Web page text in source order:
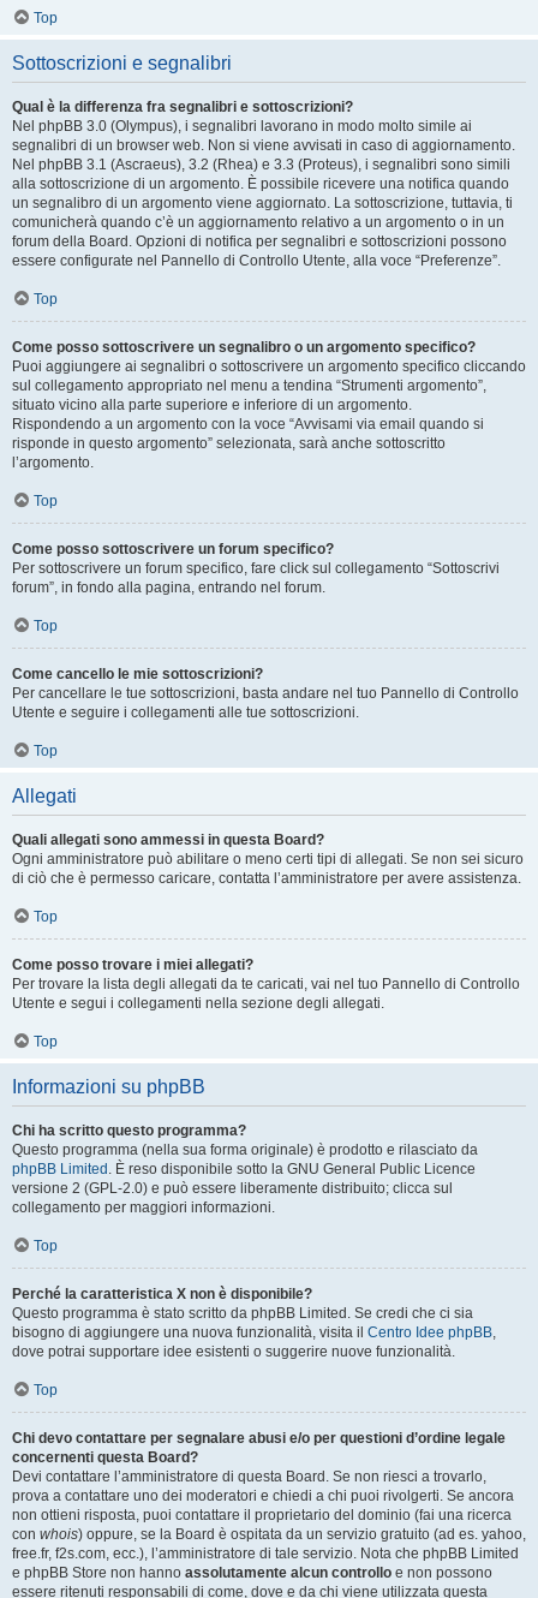
Top
Sottoscrizioni e segnalibri
Qual è la differenza fra segnalibri e sottoscrizioni?
Nel phpBB 3.0 (Olympus), i segnalibri lavorano in modo molto simile ai
segnalibri di un browser web. Non si viene avvisati in caso di aggiornamento.
Nel phpBB 3.1 (Ascraeus), 3.2 (Rhea) e 3.3 (Proteus), i segnalibri sono simili
alla sottoscrizione di un argomento. È possibile ricevere una notifica quando
un segnalibro di un argomento viene aggiornato. La sottoscrizione, tuttavia, ti
comunicherà quando c’è un aggiornamento relativo a un argomento o in un
forum della Board. Opzioni di notifica per segnalibri e sottoscrizioni possono
essere configurate nel Pannello di Controllo Utente, alla voce “Preferenze”.
Top
Come posso sottoscrivere un segnalibro o un argomento specifico?
Puoi aggiungere ai segnalibri o sottoscrivere un argomento specifico cliccando
sul collegamento appropriato nel menu a tendina “Strumenti argomento”,
situato vicino alla parte superiore e inferiore di un argomento.
Rispondendo a un argomento con la voce “Avvisami via email quando si
risponde in questo argomento” selezionata, sarà anche sottoscritto
l’argomento.
Top
Come posso sottoscrivere un forum specifico?
Per sottoscrivere un forum specifico, fare click sul collegamento “Sottoscrivi
forum”, in fondo alla pagina, entrando nel forum.
Top
Come cancello le mie sottoscrizioni?
Per cancellare le tue sottoscrizioni, basta andare nel tuo Pannello di Controllo
Utente e seguire i collegamenti alle tue sottoscrizioni.
Top
Allegati
Quali allegati sono ammessi in questa Board?
Ogni amministratore può abilitare o meno certi tipi di allegati. Se non sei sicuro
di ciò che è permesso caricare, contatta l’amministratore per avere assistenza.
Top
Come posso trovare i miei allegati?
Per trovare la lista degli allegati da te caricati, vai nel tuo Pannello di Controllo
Utente e segui i collegamenti nella sezione degli allegati.
Top
Informazioni su phpBB
Chi ha scritto questo programma?
Questo programma (nella sua forma originale) è prodotto e rilasciato da
phpBB Limited . È reso disponibile sotto la GNU General Public Licence
versione 2 (GPL-2.0) e può essere liberamente distribuito; clicca sul
collegamento per maggiori informazioni.
Top
Perché la caratteristica X non è disponibile?
Questo programma è stato scritto da phpBB Limited. Se credi che ci sia
bisogno di aggiungere una nuova funzionalità, visita il Centro Idee phpBB,
dove potrai supportare idee esistenti o suggerire nuove funzionalità.
Top
Chi devo contattare per segnalare abusi e/o per questioni d’ordine legale
concernenti questa Board?
Devi contattare l’amministratore di questa Board. Se non riesci a trovarlo,
prova a contattare uno dei moderatori e chiedi a chi puoi rivolgerti. Se ancora
non ottieni risposta, puoi contattare il proprietario del dominio (fai una ricerca
con whois) oppure, se la Board è ospitata da un servizio gratuito (ad es. yahoo,
free.fr, f2s.com, ecc.), l’amministratore di tale servizio. Nota che phpBB Limited
e phpBB Store non hanno assolutamente alcun controllo e non possono
essere ritenuti responsabili di come, dove e da chi viene utilizzata questa